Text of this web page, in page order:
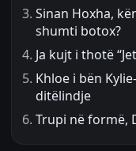
Sinan Hoxha,
shumti botox?
Ja kujt i thotë
Khloe i bën
ditëlindje
Trupi në formë,